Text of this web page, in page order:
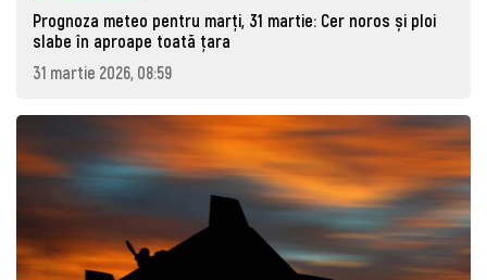
Prognoza meteo pentru marţi, 31 martie: Cer noros și ploi
slabe în aproape toată țara
31 martie 2026, 08:59